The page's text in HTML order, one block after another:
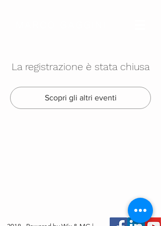
La registrazione è stata chiusa
Scopri gli altri eventi